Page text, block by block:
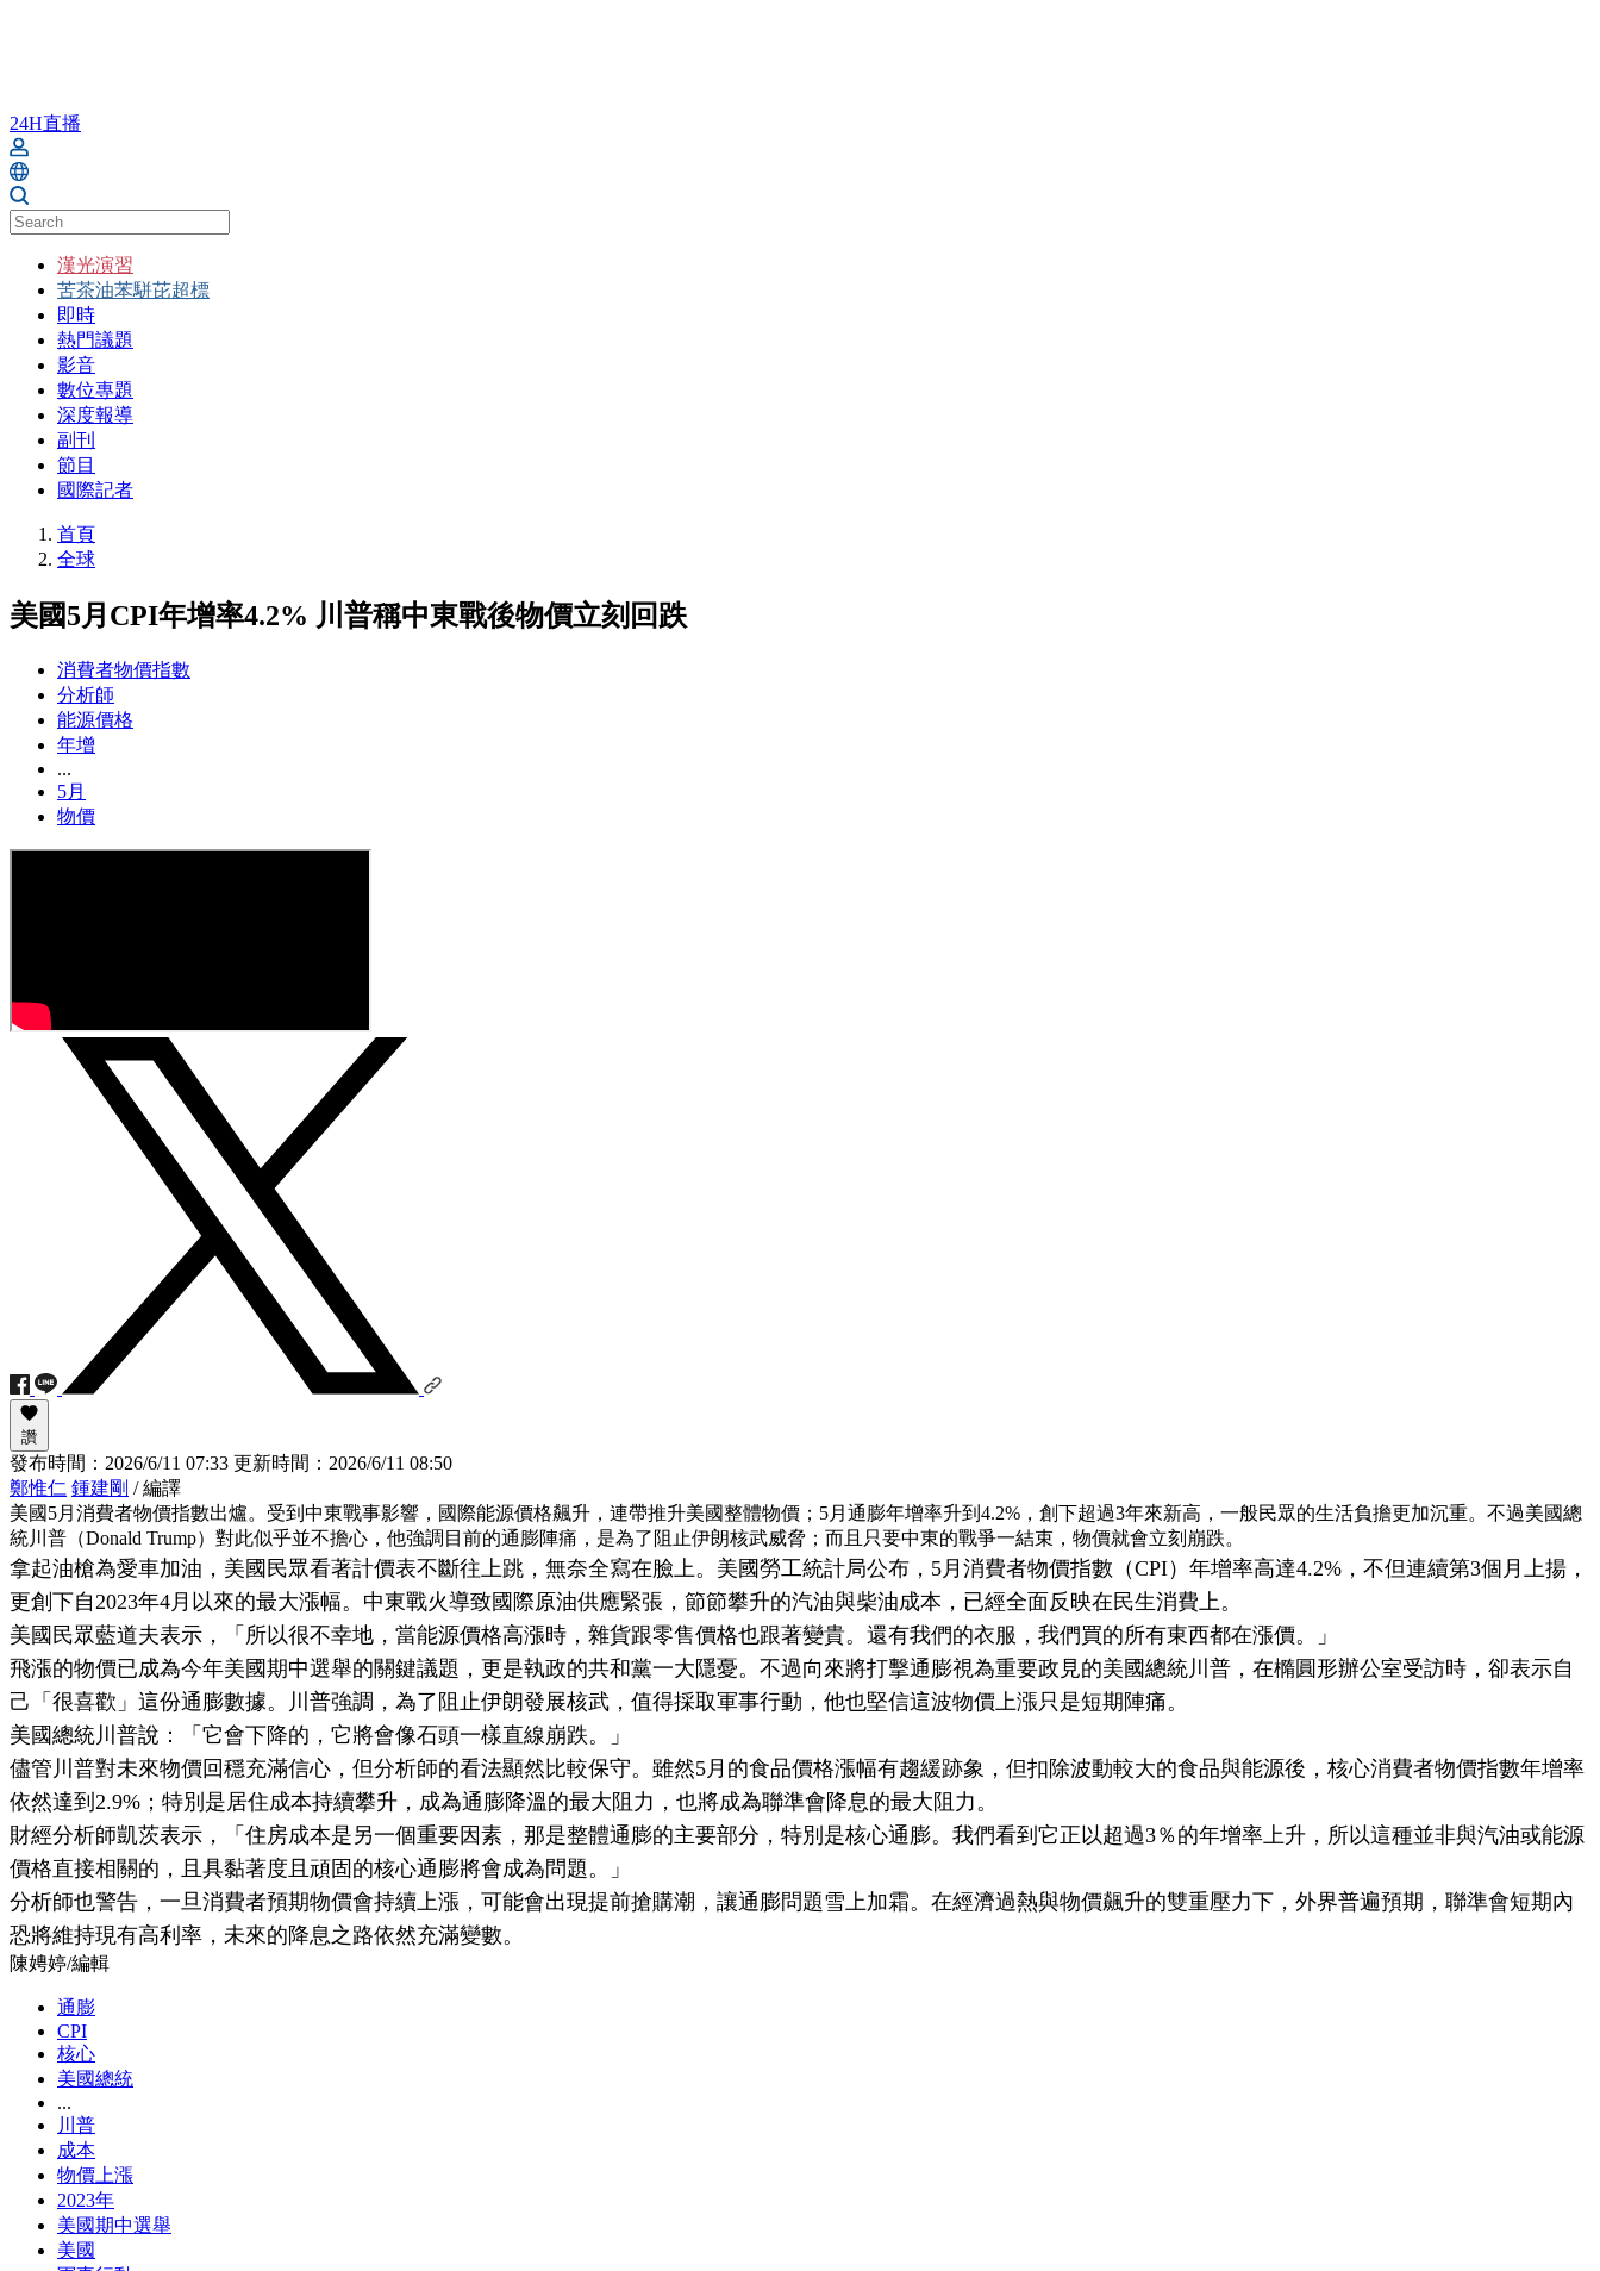
24H直播
漢光演習
苦茶油苯駢芘超標
即時
熱門議題
影音
數位專題
深度報導
副刊
節目
國際記者
首頁
全球
美國5月CPI年增率4.2% 川普稱中東戰後物價立刻回跌
消費者物價指數
分析師
能源價格
年增
...
5月
物價
讚
發布時間： 2026/6/11 07:33 更新時間： 2026/6/11 08:50
鄭惟仁 鍾建剛 / 編譯
美國5月消費者物價指數出爐。受到中東戰事影響，國際能源價格飆升，連帶推升美國整體物價；5月通膨年增率升到4.2%，創下超過3年來新高，一般民眾的生活負擔更加沉重。不過美國總
統川普（Donald Trump）對此似乎並不擔心，他強調目前的通膨陣痛，是為了阻止伊朗核武威脅；而且只要中東的戰爭一結束，物價就會立刻崩跌。
拿起油槍為愛車加油，美國民眾看著計價表不斷往上跳，無奈全寫在臉上。美國勞工統計局公布，5月消費者物價指數（CPI）年增率高達4.2%，不但連續第3個月上揚，
更創下自2023年4月以來的最大漲幅。中東戰火導致國際原油供應緊張，節節攀升的汽油與柴油成本，已經全面反映在民生消費上。
美國民眾藍道夫表示，「所以很不幸地，當能源價格高漲時，雜貨跟零售價格也跟著變貴。還有我們的衣服，我們買的所有東西都在漲價。」
飛漲的物價已成為今年美國期中選舉的關鍵議題，更是執政的共和黨一大隱憂。不過向來將打擊通膨視為重要政見的美國總統川普，在橢圓形辦公室受訪時，卻表示自
己「很喜歡」這份通膨數據。川普強調，為了阻止伊朗發展核武，值得採取軍事行動，他也堅信這波物價上漲只是短期陣痛。
美國總統川普說：「它會下降的，它將會像石頭一樣直線崩跌。」
儘管川普對未來物價回穩充滿信心，但分析師的看法顯然比較保守。雖然5月的食品價格漲幅有趨緩跡象，但扣除波動較大的食品與能源後，核心消費者物價指數年增率
依然達到2.9%；特別是居住成本持續攀升，成為通膨降溫的最大阻力，也將成為聯準會降息的最大阻力。
財經分析師凱茨表示，「住房成本是另一個重要因素，那是整體通膨的主要部分，特別是核心通膨。我們看到它正以超過3％的年增率上升，所以這種並非與汽油或能源
價格直接相關的，且具黏著度且頑固的核心通膨將會成為問題。」
分析師也警告，一旦消費者預期物價會持續上漲，可能會出現提前搶購潮，讓通膨問題雪上加霜。在經濟過熱與物價飆升的雙重壓力下，外界普遍預期，聯準會短期內
恐將維持現有高利率，未來的降息之路依然充滿變數。
陳娉婷/編輯
通膨
CPI
核心
美國總統
...
川普
成本
物價上漲
2023年
美國期中選舉
美國